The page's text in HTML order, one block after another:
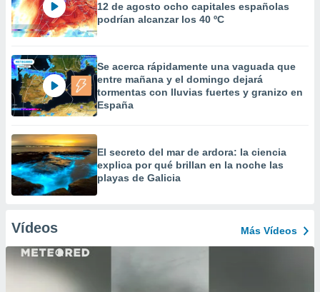
12 de agosto ocho capitales españolas
podrían alcanzar los 40 ºC
Se acerca rápidamente una vaguada que
entre mañana y el domingo dejará
tormentas con lluvias fuertes y granizo en
España
El secreto del mar de ardora: la ciencia
explica por qué brillan en la noche las
playas de Galicia
Vídeos Más Vídeos